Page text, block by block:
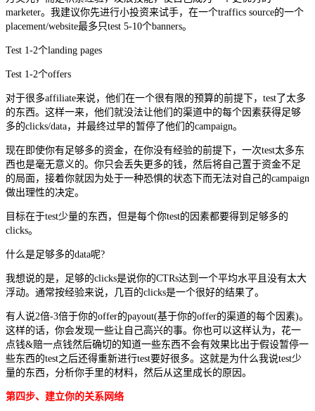
marketer。我建议你先进行小投资来试手，在一个traffics source的一个
placement/website最多只test 5-10个banners。
Test 1-2个landing pages
Test 1-2个offers
对于很多affiliate来说，他们在一个很有限的预算的前提下，test了太多
的东西。这样一来，他们就没法让他们的渠道中的每个因素获得足够
多的clicks/data，并最终过早的暂停了他们的campaign。
现在即使你有足够多的资金，在你没有经验的前提下，一次test太多东
西也是毫无意义的。你只会丢失更多的钱，然后将自己置于资金不足
的局面，接着你就因为处于一种恐惧的状态下而无法对自己的campaign
做出理性的决定。
目标在于test少量的东西，但是每个你test的因素都要得到足够多的
clicks。
什么是足够多的data呢?
我想说的是，足够的clicks是说你的CTRs达到一个平均水平且没有太大
浮动。通常按经验来说，几百的clicks是一个很好的结果了。
有人说2倍-3倍于你的offer的payout(基于你的offer的渠道的每个因素)。
这样的话，你会发现一些让自己高兴的事。你也可以这样认为，花一
点钱&赔一点钱然后确切的知道一些东西不会有效果比出于假设暂停一
些东西的test之后还得重新进行test要好很多。这就是为什么我说test少
量的东西，分析你手里的材料，然后从这里成长的原因。
第四步、建立你的关系网络